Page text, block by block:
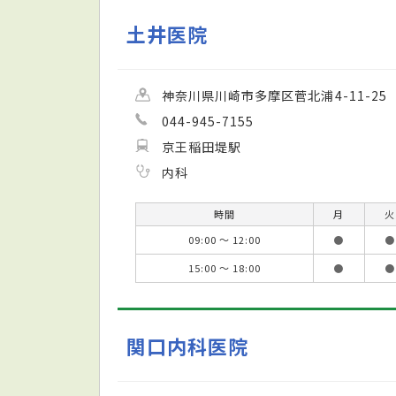
土井医院
神奈川県川崎市多摩区菅北浦4-11-25
044-945-7155
京王稲田堤駅
内科
時間 月 火
09:00 ～ 12:00
● ●
15:00 ～ 18:00
● ●
関口内科医院